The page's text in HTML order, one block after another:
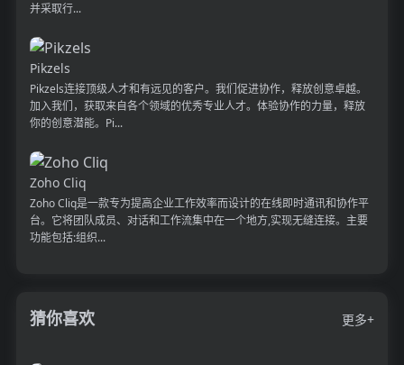
并采取行...
Pikzels
Pikzels连接顶级人才和有远见的客户。我们促进协作，释放创意卓越。
加入我们，获取来自各个领域的优秀专业人才。体验协作的力量，释放
你的创意潜能。Pi...
Zoho Cliq
Zoho Cliq是一款专为提高企业工作效率而设计的在线即时通讯和协作平
台。它将团队成员、对话和工作流集中在一个地方,实现无缝连接。主要
功能包括:组织...
猜你喜欢 更多+